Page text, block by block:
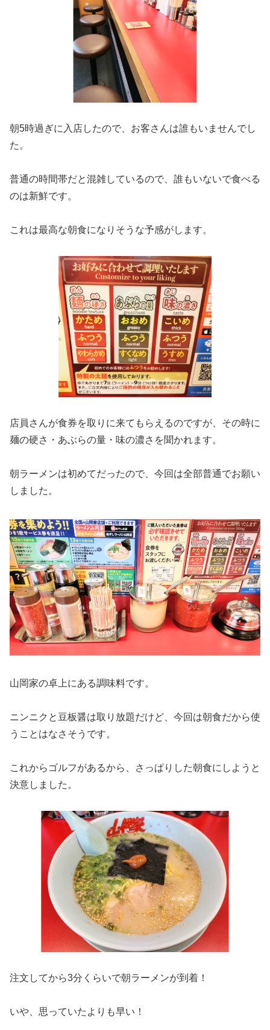
朝5時過ぎに入店したので、お客さんは誰もいませんでし
た。
普通の時間帯だと混雑しているので、誰もいないで食べる
のは新鮮です。
これは最高な朝食になりそうな予感がします。
店員さんが食券を取りに来てもらえるのですが、その時に
麺の硬さ・あぶらの量・味の濃さを聞かれます。
朝ラーメンは初めてだったので、今回は全部普通でお願い
しました。
山岡家の卓上にある調味料です。
ニンニクと豆板醤は取り放題だけど、今回は朝食だから使
うことはなさそうです。
これからゴルフがあるから、さっぱりした朝食にしようと
決意しました。
注文してから3分くらいで朝ラーメンが到着！
いや、思っていたよりも早い！